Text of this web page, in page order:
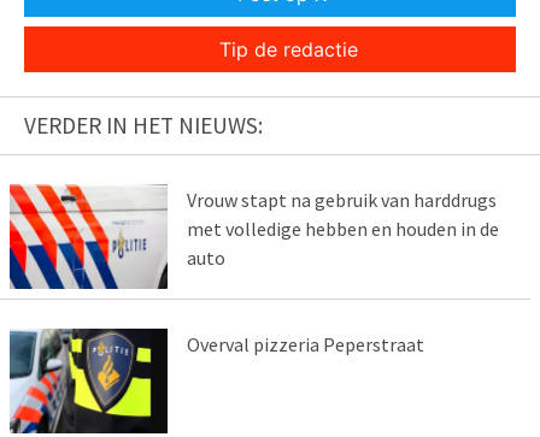
Tip de redactie
VERDER IN HET NIEUWS:
Vrouw stapt na gebruik van harddrugs
met volledige hebben en houden in de
auto
Overval pizzeria Peperstraat